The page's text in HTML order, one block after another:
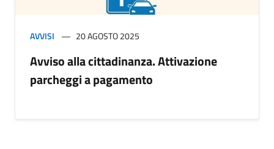
AVVISI 20 AGOSTO 2025
Avviso alla cittadinanza. Attivazione
parcheggi a pagamento